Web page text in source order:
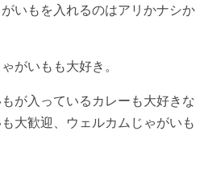
いもを入れるのはアリかナシか
がいもも大好き。
が入っているカレーも大好きな
大歓迎、ウェルカムじゃがいも